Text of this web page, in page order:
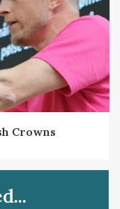
Crowns